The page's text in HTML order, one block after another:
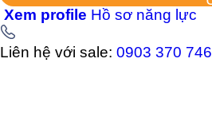
Xem profile Hồ sơ năng lực
Liên hệ với sale: 0903 370 746